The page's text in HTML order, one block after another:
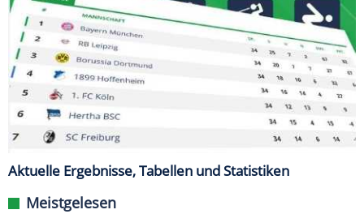
Aktuelle Ergebnisse, Tabellen und Statistiken
Meistgelesen